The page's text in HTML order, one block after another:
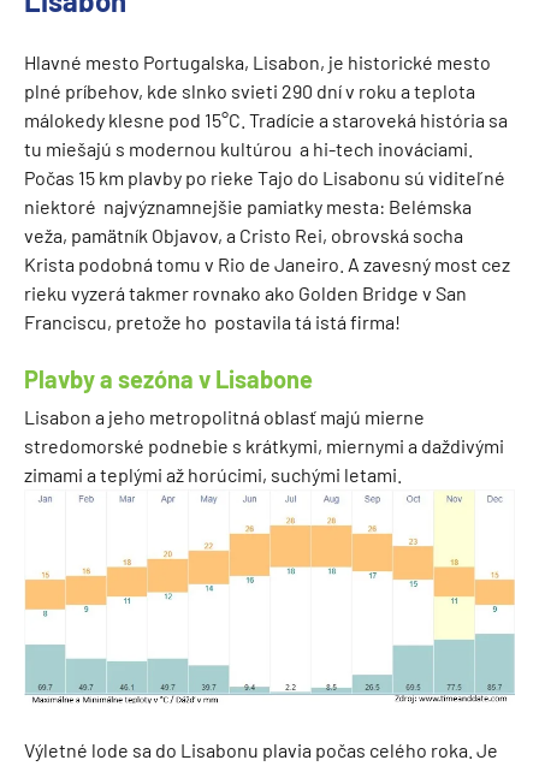
Hlavné mesto Portugalska, Lisabon, je historické mesto
plné príbehov, kde slnko svieti 290 dní v roku a teplota
málokedy klesne pod 15°C. Tradície a staroveká história sa
tu miešajú s modernou kultúrou a hi-tech inováciami.
Počas 15 km plavby po rieke Tajo do Lisabonu sú viditeľné
niektoré najvýznamnejšie pamiatky mesta: Belémska
veža, pamätník Objavov, a Cristo Rei, obrovská socha
Krista podobná tomu v Rio de Janeiro. A zavesný most cez
rieku vyzerá takmer rovnako ako Golden Bridge v San
Franciscu, pretože ho postavila tá istá firma!
Plavby a sezóna v Lisabone
Lisabon a jeho metropolitná oblasť majú mierne
stredomorské podnebie s krátkymi, miernymi a daždivými
zimami a teplými až horúcimi, suchými letami.
Výletné lode sa do Lisabonu plavia počas celého roka. Je